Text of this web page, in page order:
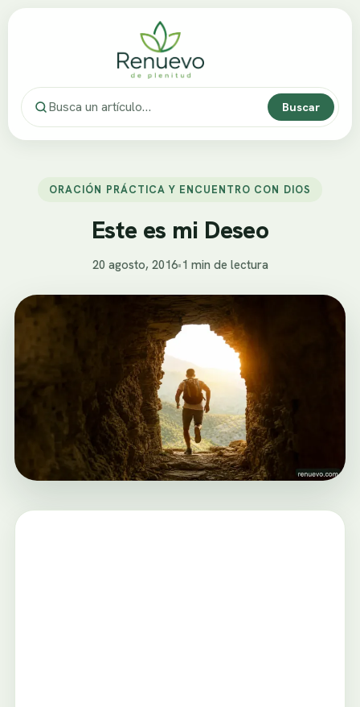
Buscar
ORACIÓN PRÁCTICA Y ENCUENTRO CON DIOS
Este es mi Deseo
20 agosto, 2016•1 min de lectura